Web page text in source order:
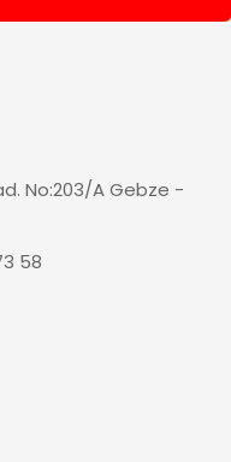
No:203/A Gebze -
58